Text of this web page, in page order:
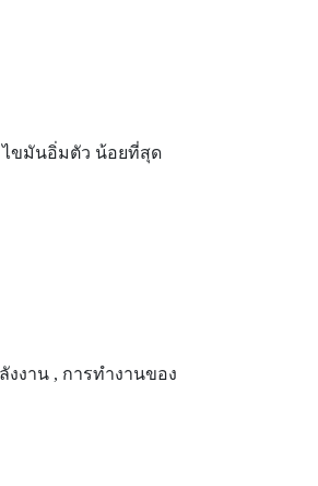
ไขมันอิ่มตัว น้อยที่สุด
งงาน , การทำงานของ